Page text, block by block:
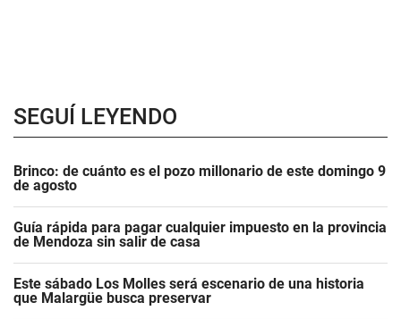
SEGUÍ LEYENDO
Brinco: de cuánto es el pozo millonario de este domingo 9
de agosto
Guía rápida para pagar cualquier impuesto en la provincia
de Mendoza sin salir de casa
Este sábado Los Molles será escenario de una historia
que Malargüe busca preservar